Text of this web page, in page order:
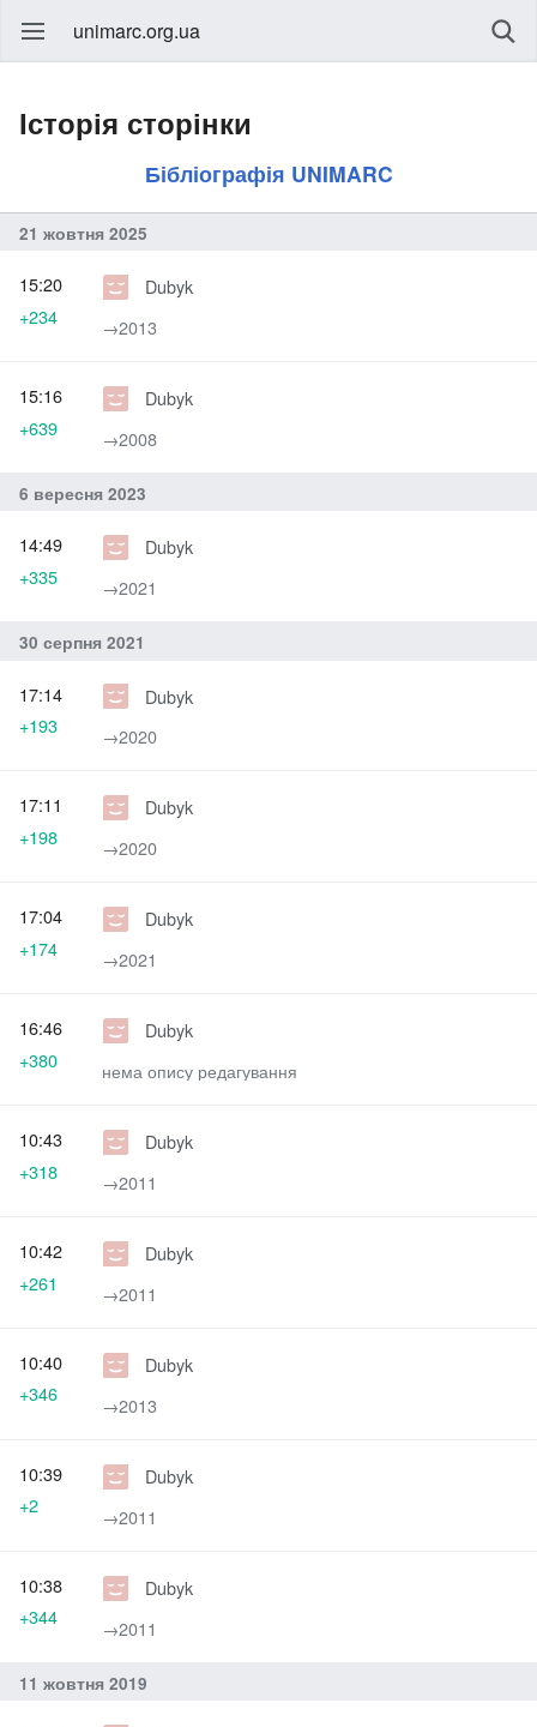
unimarc.org.ua
Історія сторінки
Бібліографія UNIMARC
21 жовтня 2025
Dubyk
→‎2013
15:20
+234
Dubyk
→‎2008
15:16
+639
6 вересня 2023
Dubyk
→‎2021
14:49
+335
30 серпня 2021
Dubyk
→‎2020
17:14
+193
Dubyk
→‎2020
17:11
+198
Dubyk
→‎2021
17:04
+174
Dubyk
нема опису редагування
16:46
+380
Dubyk
→‎2011
10:43
+318
Dubyk
→‎2011
10:42
+261
Dubyk
→‎2013
10:40
+346
Dubyk
→‎2011
10:39
+2
Dubyk
→‎2011
10:38
+344
11 жовтня 2019